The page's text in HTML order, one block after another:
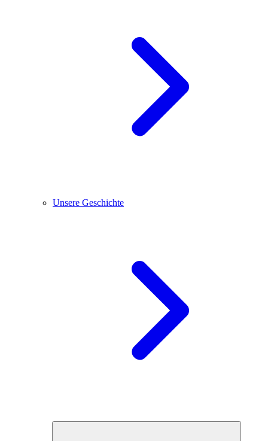
Unsere Geschichte